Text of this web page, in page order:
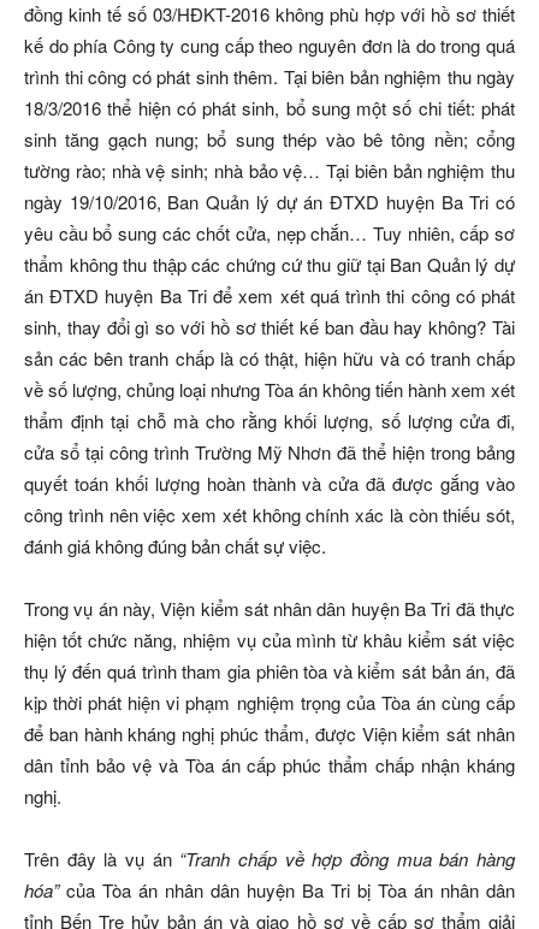
đồng kinh tế số 03/HĐKT-2016 không phù hợp với hồ sơ thiết
kế do phía Công ty cung cấp theo nguyên đơn là do trong quá
trình thi công có phát sinh thêm. Tại biên bản nghiệm thu ngày
18/3/2016 thể hiện có phát sinh, bổ sung một số chi tiết: phát
sinh tăng gạch nung; bổ sung thép vào bê tông nền; cổng
tường rào; nhà vệ sinh; nhà bảo vệ… Tại biên bản nghiệm thu
ngày 19/10/2016, Ban Quản lý dự án ĐTXD huyện Ba Tri có
yêu cầu bổ sung các chốt cửa, nẹp chắn… Tuy nhiên, cấp sơ
thẩm không thu thập các chứng cứ thu giữ tại Ban Quản lý dự
án ĐTXD huyện Ba Tri để xem xét quá trình thi công có phát
sinh, thay đổi gì so với hồ sơ thiết kế ban đầu hay không? Tài
sản các bên tranh chấp là có thật, hiện hữu và có tranh chấp
về số lượng, chủng loại nhưng Tòa án không tiến hành xem xét
thẩm định tại chỗ mà cho rằng khối lượng, số lượng cửa đi,
cửa sổ tại công trình Trường Mỹ Nhơn đã thể hiện trong bảng
quyết toán khối lượng hoàn thành và cửa đã được gắng vào
công trình nên việc xem xét không chính xác là còn thiếu sót,
đánh giá không đúng bản chất sự việc.
Trong vụ án này, Viện kiểm sát nhân dân huyện Ba Tri đã thực
hiện tốt chức năng, nhiệm vụ của mình từ khâu kiểm sát việc
thụ lý đến quá trình tham gia phiên tòa và kiểm sát bản án, đã
kịp thời phát hiện vi phạm nghiệm trọng của Tòa án cùng cấp
để ban hành kháng nghị phúc thẩm, được Viện kiểm sát nhân
dân tỉnh bảo vệ và Tòa án cấp phúc thẩm chấp nhận kháng
nghị.
Trên đây là vụ án “Tranh chấp về hợp đồng mua bán hàng
hóa” của Tòa án nhân dân huyện Ba Tri bị Tòa án nhân dân
tỉnh Bến Tre hủy bản án và giao hồ sơ về cấp sơ thẩm giải